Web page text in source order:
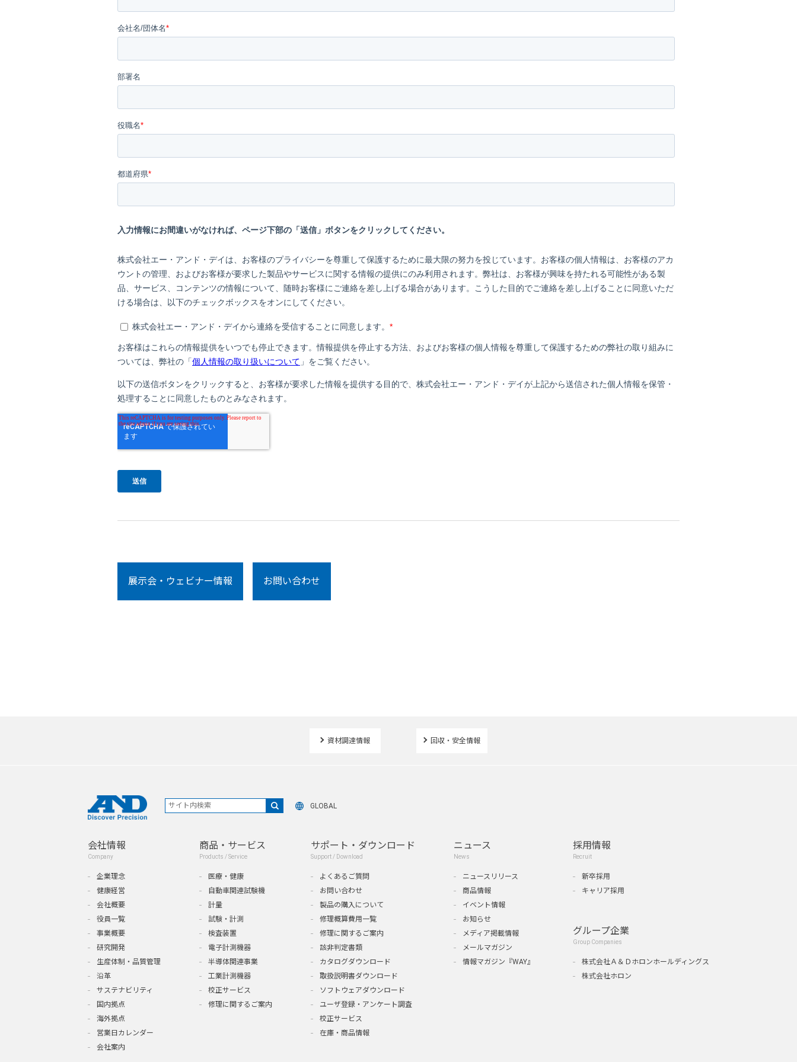
展示会・ウェビナー情報 お問い合わせ
資材調達情報 回収・安全情報
GLOBAL
会社情報
Company
企業理念
健康経営
会社概要
役員一覧
事業概要
研究開発
生産体制・品質管理
沿革
サステナビリティ
国内拠点
海外拠点
営業日カレンダー
会社案内
商品・サービス
Products / Service
医療・健康
自動車関連試験機
計量
試験・計測
検査装置
電子計測機器
半導体関連事業
工業計測機器
校正サービス
修理に関するご案内
サポート・ダウンロード
Support / Download
よくあるご質問
お問い合わせ
製品の購入について
修理概算費用一覧
修理に関するご案内
該非判定書類
カタログダウンロード
取扱説明書ダウンロード
ソフトウェアダウンロード
ユーザ登録・アンケート調査
校正サービス
在庫・商品情報
ニュース
News
ニュースリリース
商品情報
イベント情報
お知らせ
メディア掲載情報
メールマガジン
情報マガジン『WAY』
採用情報
Recruit
新卒採用
キャリア採用
グループ企業
Group Companies
株式会社Ａ＆Ｄホロンホールディングス
株式会社ホロン